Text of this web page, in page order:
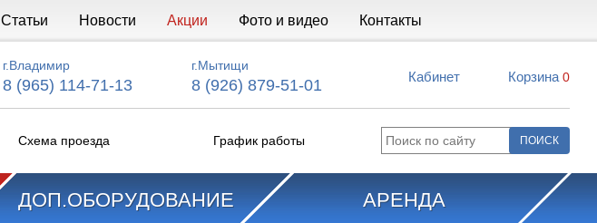
Статьи Новости Акции Фото и видео Контакты
г.Владимир
8 (965) 114-71-13
г.Мытищи
8 (926) 879-51-01 Кабинет Корзина 0
Схема проезда График работы
ДОП.ОБОРУДОВАНИЕ АРЕНДА